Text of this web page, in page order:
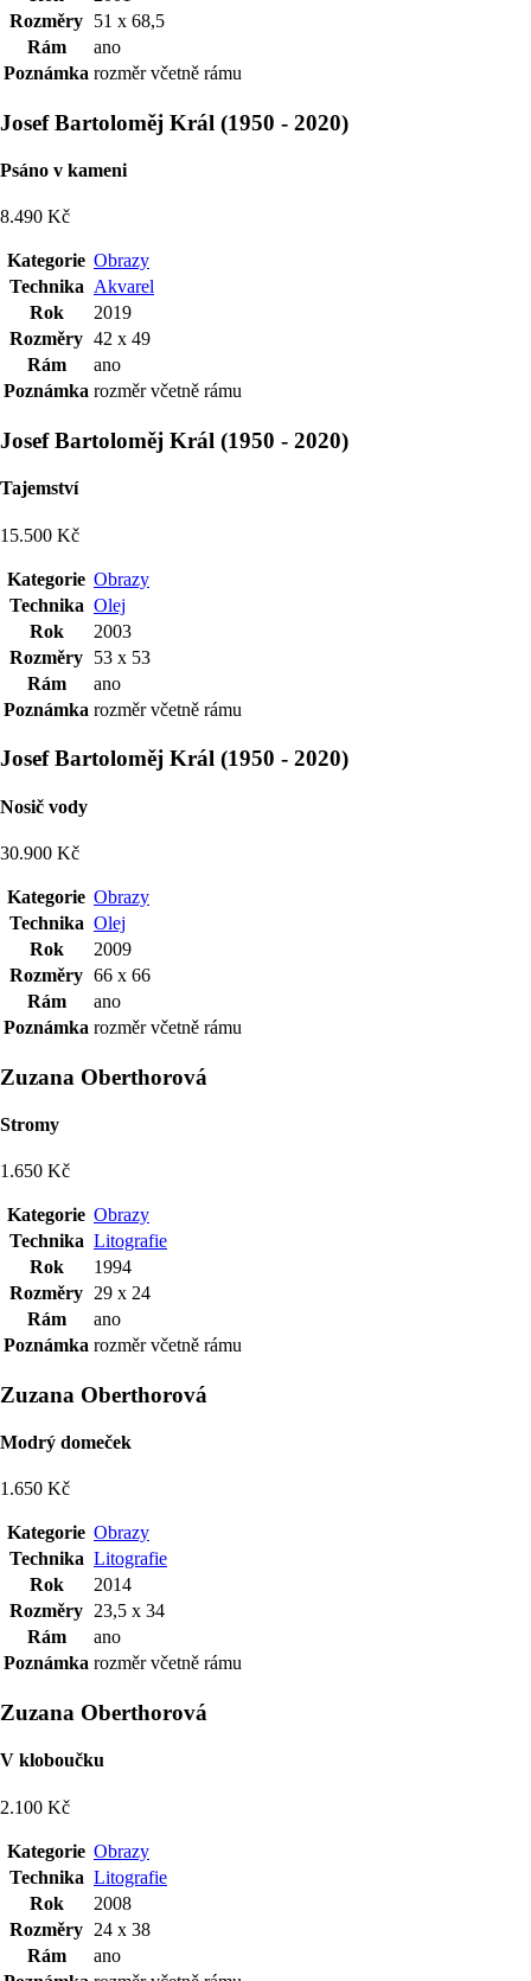
Rozměry 51 x 68,5
Rám
ano
Poznámka rozměr včetně rámu
Josef Bartoloměj Král (1950 - 2020)
Psáno v kameni
8.490 Kč
Kategorie Obrazy
Technika Akvarel
Rok
2019
Rozměry 42 x 49
Rám
ano
Poznámka rozměr včetně rámu
Josef Bartoloměj Král (1950 - 2020)
Tajemství
15.500 Kč
Kategorie Obrazy
Technika Olej
Rok
2003
Rozměry 53 x 53
Rám
ano
Poznámka rozměr včetně rámu
Josef Bartoloměj Král (1950 - 2020)
Nosič vody
30.900 Kč
Kategorie Obrazy
Technika Olej
Rok
2009
Rozměry 66 x 66
Rám
ano
Poznámka rozměr včetně rámu
Zuzana Oberthorová
Stromy
1.650 Kč
Kategorie Obrazy
Technika Litografie
Rok
1994
Rozměry 29 x 24
Rám
ano
Poznámka rozměr včetně rámu
Zuzana Oberthorová
Modrý domeček
1.650 Kč
Kategorie Obrazy
Technika Litografie
Rok
2014
Rozměry 23,5 x 34
Rám
ano
Poznámka rozměr včetně rámu
Zuzana Oberthorová
V kloboučku
2.100 Kč
Kategorie Obrazy
Technika Litografie
Rok
2008
Rozměry 24 x 38
Rám
ano